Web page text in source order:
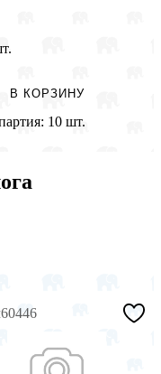
В КОРЗИНУ
10 шт.